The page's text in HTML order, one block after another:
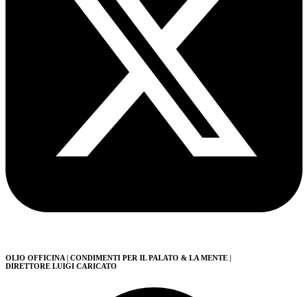
OLIO OFFICINA | CONDIMENTI PER IL PALATO & LA MENTE |
DIRETTORE LUIGI CARICATO